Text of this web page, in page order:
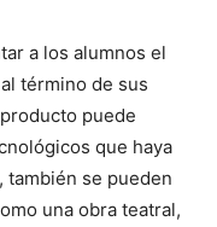
a los alumnos el
término de sus
puede
que haya
también se pueden
una obra teatral,